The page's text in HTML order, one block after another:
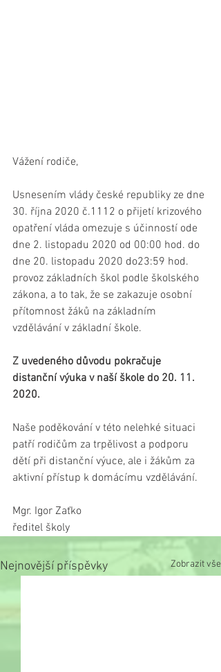
Vážení rodiče,
Usnesením vlády české republiky ze dne
30. října 2020 č.1112 o přijetí krizového
opatření vláda omezuje s účinností ode
dne 2. listopadu 2020 od 00:00 hod. do
dne 20. listopadu 2020 do23:59 hod.
provoz základních škol podle školského
zákona, a to tak, že se zakazuje osobní
přítomnost žáků na základním
vzdělávání v základní škole.
Z uvedeného důvodu pokračuje
distanční výuka v naší škole do 20. 11.
2020.
Naše poděkování v této nelehké situaci
patří rodičům za trpělivost a podporu
dětí při distanční výuce, ale i žákům za
aktivní přístup k domácímu vzdělávání.
Mgr. Igor Zaťko
ředitel školy
Nejnovější příspěvky Zobrazit vše